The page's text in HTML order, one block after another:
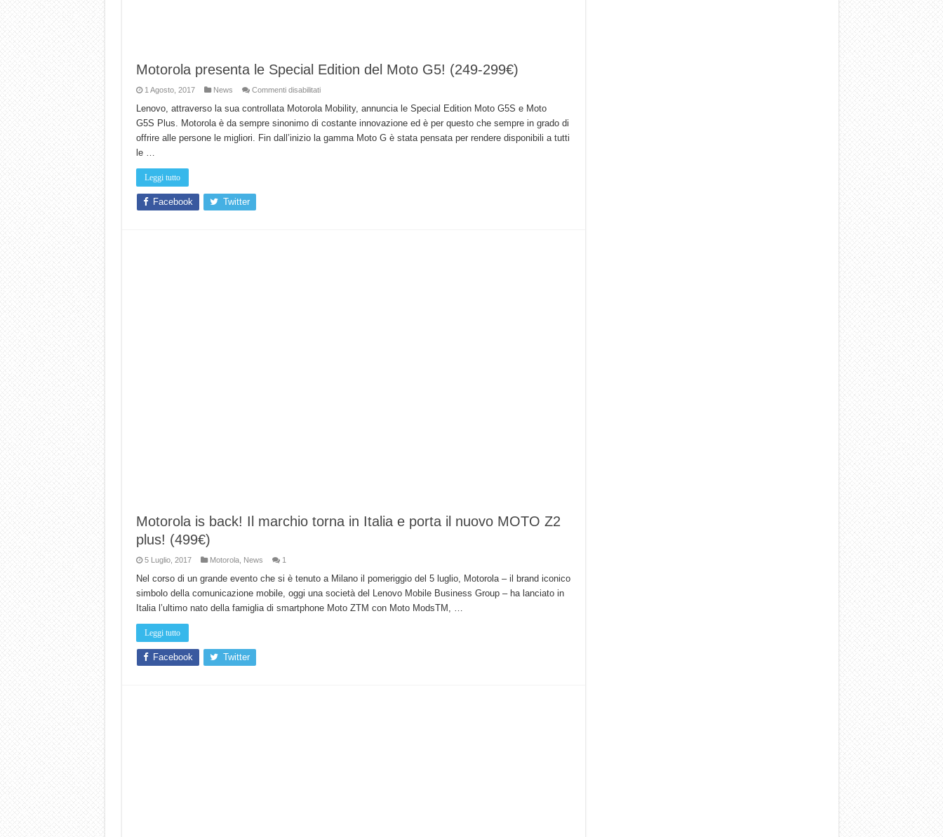
Motorola presenta le Special Edition del Moto G5! (249-299€)
1 Agosto, 2017 News Commenti disabilitatisu
presenta
le
Special
del
Lenovo, attraverso la sua controllata Motorola Mobility, annuncia le Special Edition Moto G5S e Moto
G5S Plus. Motorola è da sempre sinonimo di costante innovazione ed è per questo che sempre in grado di
offrire alle persone le migliori. Fin dall’inizio la gamma Moto G è stata pensata per rendere disponibili a tutti
le …
Leggi tutto
Facebook Twitter
Motorola is back! Il marchio torna in Italia e porta il nuovo MOTO Z2
plus! (499€)
5 Luglio, 2017 Motorola, News 1
Nel corso di un grande evento che si è tenuto a Milano il pomeriggio del 5 luglio, Motorola – il brand iconico
simbolo della comunicazione mobile, oggi una società del Lenovo Mobile Business Group – ha lanciato in
Italia l’ultimo nato della famiglia di smartphone Moto ZTM con Moto ModsTM, …
Leggi tutto
Facebook Twitter